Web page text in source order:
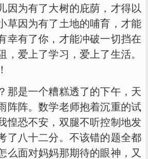
因为有了大树的庇荫，才得以
草因为有了土地的哺育，才能
幸有了你，才能冲破一切挡在
，爱上了学习，爱上了生活。
是一个糟糕透了的下午，天
阵阵。数学老师抱着沉重的试
惶恐不安，双腿不听控制地发
了八十二分。不该错的题全都
么面对妈妈那期待的眼神，又